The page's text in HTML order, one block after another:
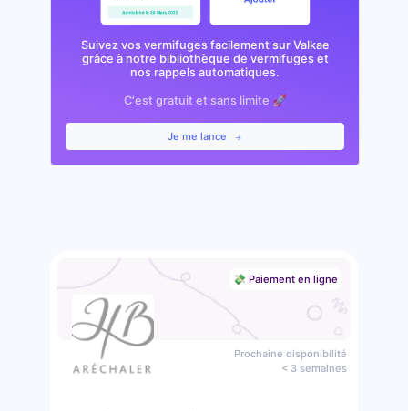
Suivez vos vermifuges facilement sur Valkae
grâce à notre bibliothèque de vermifuges et
nos rappels automatiques.
C'est gratuit et sans limite 🚀
Je me lance
💸 Paiement en ligne
Prochaine disponibilité
< 3 semaines